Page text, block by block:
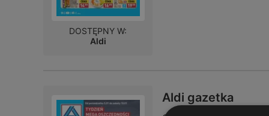
DOSTĘPNY W:
Aldi
Aldi gazetka